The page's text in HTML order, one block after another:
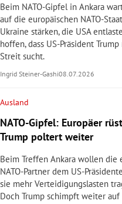
Beim NATO-Gipfel in Ankara
auf die europäischen NATO-
Ukraine stärken, die USA
hoffen, dass US-Präsident
Streit sucht.
Ingrid Steiner-Gashi08.07.2026
Ausland
NATO-Gipfel: Europäer
Trump poltert weiter
Beim Treffen Ankara wollen die
NATO-Partner dem US-
sie mehr Verteidigungslasten
Doch Trump schimpft weiter auf